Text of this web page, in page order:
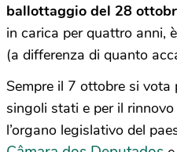
ballottaggio del 28
in carica per quattro anni,
(a differenza di quanto
Sempre il 7 ottobre si vota
singoli stati e per il rinnovo
l’organo legislativo del